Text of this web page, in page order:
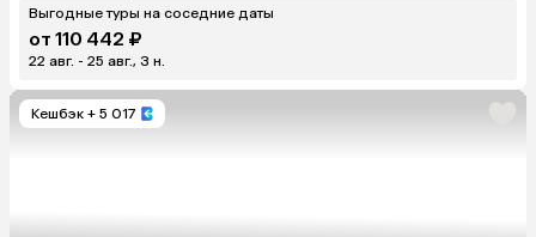
Выгодные туры на соседние даты
от 110 442 ₽
22 авг. - 25 авг., 3 н.
Кешбэк + 5 017